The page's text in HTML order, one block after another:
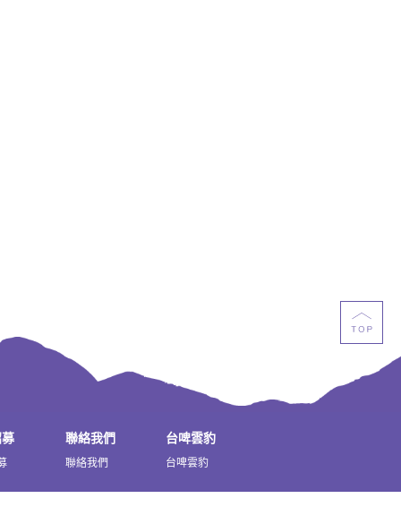
聯絡我們
聯絡我們
台啤雲豹
台啤雲豹